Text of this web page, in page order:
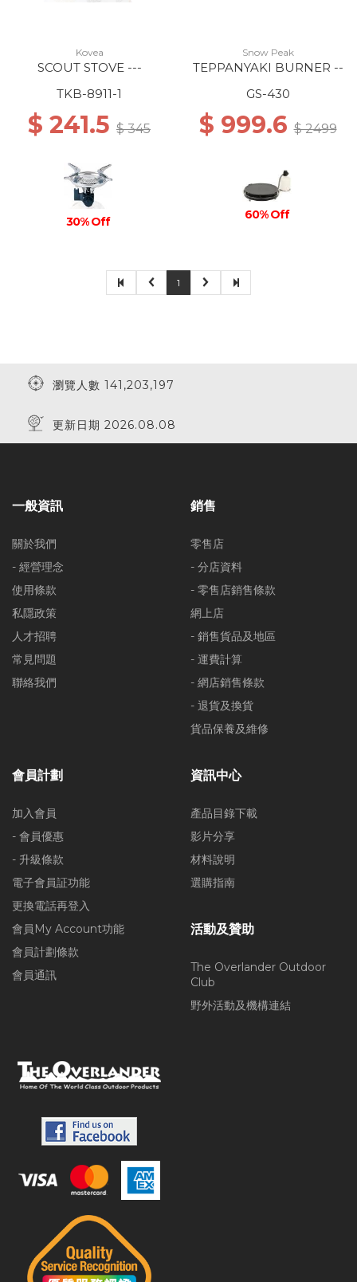
Kovea
SCOUT STOVE ---
TKB-8911-1
$ 241.5 $ 345
30% Off
Snow Peak
TEPPANYAKI BURNER --
GS-430
$ 999.6$ 2499
60% Off
1
瀏覽人數 141,203,197
更新日期 2026.08.08
一般資訊
關於我們
- 經營理念
使用條款
私隱政策
人才招聘
常見問題
聯絡我們
銷售
零售店
- 分店資料
- 零售店銷售條款
網上店
- 銷售貨品及地區
- 運費計算
- 網店銷售條款
- 退貨及換貨
貨品保養及維修
會員計劃
加入會員
- 會員優惠
- 升級條款
電子會員証功能
更換電話再登入
會員My Account功能
會員計劃條款
會員通訊
資訊中心
產品目錄下載
影片分享
材料說明
選購指南
活動及贊助
The Overlander Outdoor
Club
野外活動及機構連結